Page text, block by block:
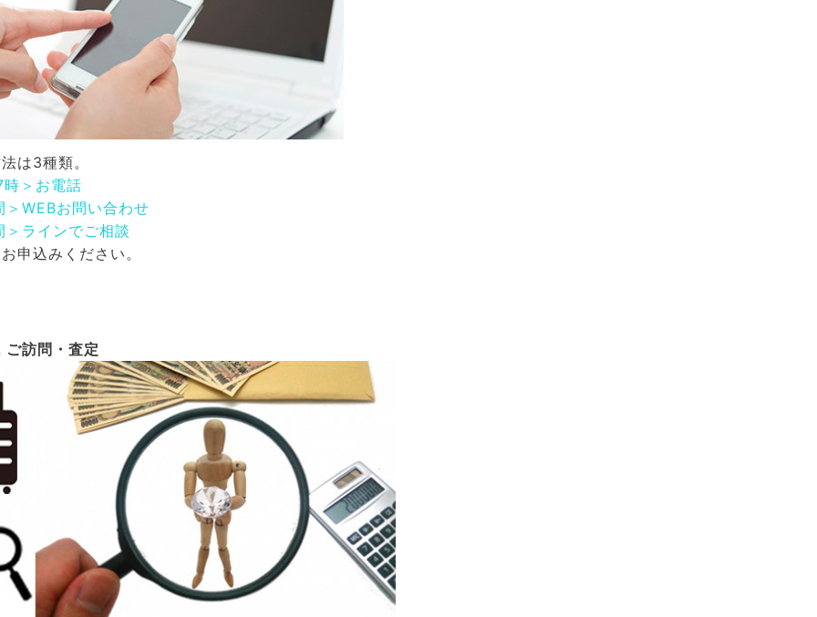
は3種類。
時＞お電話
WEBお問い合わせ
ラインでご相談
申込みください。
ご訪問・査定